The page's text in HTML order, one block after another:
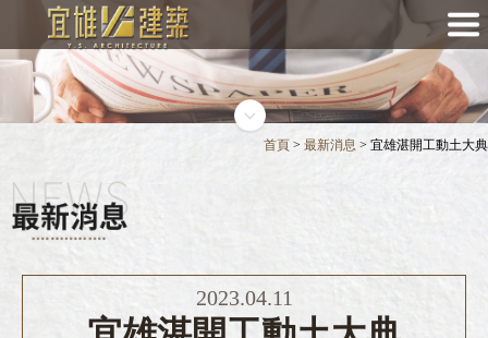
首頁 > 最新消息 > 宜雄湛開工動土大典
2023.04.11